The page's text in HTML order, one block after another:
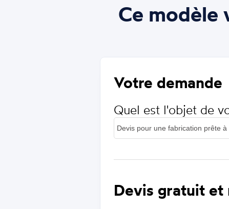
Ce modèle
Votre demande
Quel est l'objet de
Devis gratuit et